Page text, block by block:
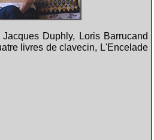
Jacques Duphly, Loris Barrucand
livres de clavecin, L'Encelade